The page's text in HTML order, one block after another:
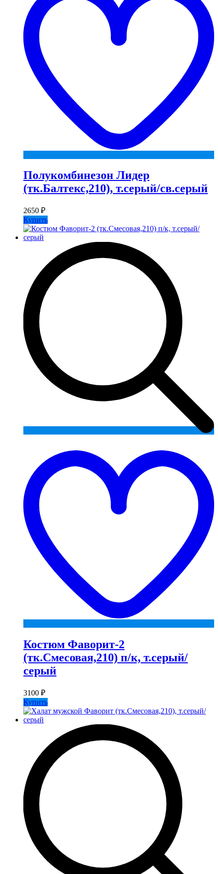
Полукомбинезон Лидер
(тк.Балтекс,210), т.серый/св.серый
2650 ₽
Купить
Костюм Фаворит-2
(тк.Смесовая,210) п/к, т.серый/
серый
3100 ₽
Купить